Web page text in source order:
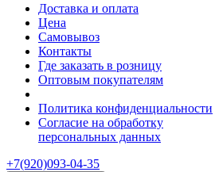
Доставка и оплата
Цена
Самовывоз
Контакты
Где заказать в розницу
Оптовым покупателям
Политика конфиденциальности
Согласие на обработку
персональных данных
+7(920)093-04-35